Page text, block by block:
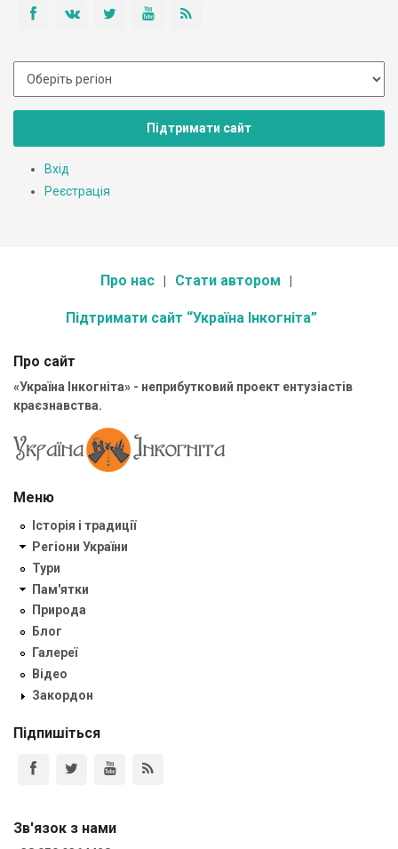
Підтримати сайт
Вхід
Реєстрація
Про нас Стати автором
Підтримати сайт “Україна Інкогніта”
Про сайт
«Україна Інкогніта» - неприбутковий проект ентузіастів
краєзнавства.
Меню
Історія і традиції
Регіони України
Тури
Пам'ятки
Природа
Блог
Галереї
Відео
Закордон
Підпишіться
Зв'язок з нами